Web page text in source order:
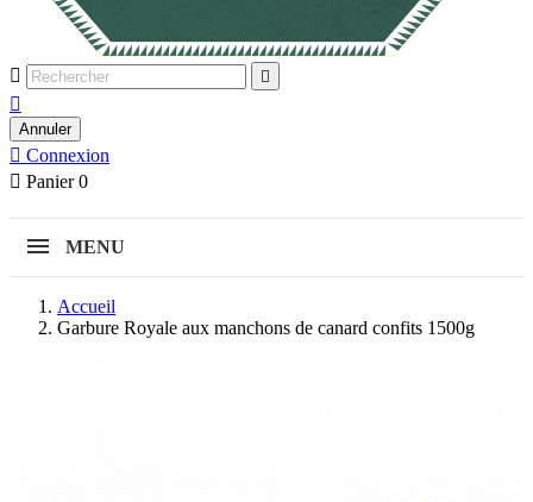
 

Annuler
 Connexion
 Panier 0
MENU
Accueil
Garbure Royale aux manchons de canard confits 1500g